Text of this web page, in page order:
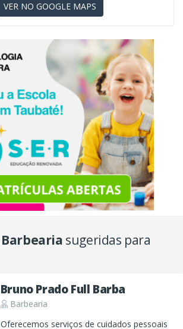
VER NO GOOGLE MAPS
Barbearia sugeridas para
Bruno Prado Full Barba
Barbearia
Oferecemos serviços de cuidados pessoais